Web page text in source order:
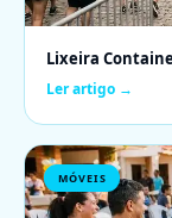
Lixeira
Ler artigo →
MÓVEIS